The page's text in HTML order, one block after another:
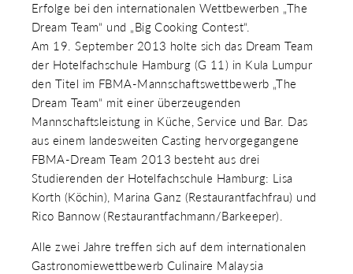
SCHULEN
& ABSCHLÜSSE
& RECHT
PUBLIKATIONEN/TERMINE
Erfolge bei den internationalen Wettbewerben „The
Dream Team“ und „Big Cooking Contest“.
Am 19. September 2013 holte sich das Dream Team
der Hotelfachschule Hamburg (G 11) in Kula Lumpur
den Titel im FBMA-Mannschaftswettbewerb „The
Dream Team“ mit einer überzeugenden
Mannschaftsleistung in Küche, Service und Bar. Das
aus einem landesweiten Casting hervorgegangene
FBMA-Dream Team 2013 besteht aus drei
Studierenden der Hotelfachschule Hamburg: Lisa
Korth (Köchin), Marina Ganz (Restaurantfachfrau) und
Rico Bannow (Restaurantfachmann/Barkeeper).
Alle zwei Jahre treffen sich auf dem internationalen
Gastronomiewettbewerb Culinaire Malaysia